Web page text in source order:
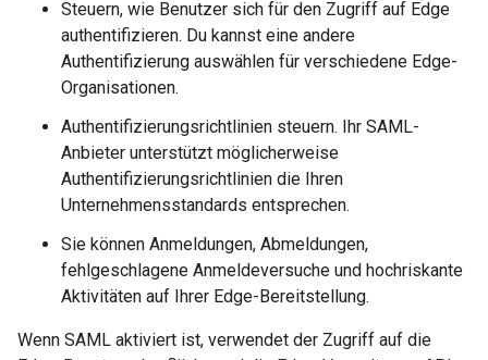
Steuern, wie Benutzer sich für den Zugriff auf Edge
authentifizieren. Du kannst eine andere
Authentifizierung auswählen für verschiedene Edge-
Organisationen.
Authentifizierungsrichtlinien steuern. Ihr SAML-
Anbieter unterstützt möglicherweise
Authentifizierungsrichtlinien die Ihren
Unternehmensstandards entsprechen.
Sie können Anmeldungen, Abmeldungen,
fehlgeschlagene Anmeldeversuche und hochriskante
Aktivitäten auf Ihrer Edge-Bereitstellung.
Wenn SAML aktiviert ist, verwendet der Zugriff auf die